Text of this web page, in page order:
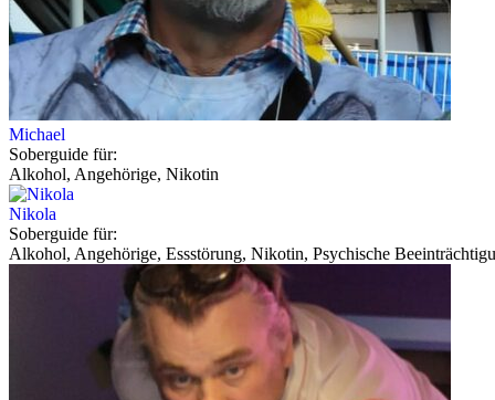
Michael
Soberguide für:
Alkohol, Angehörige, Nikotin
Nikola
Soberguide für:
Alkohol, Angehörige, Essstörung, Nikotin, Psychische